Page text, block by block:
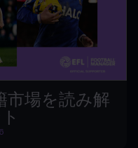
市場を読み解